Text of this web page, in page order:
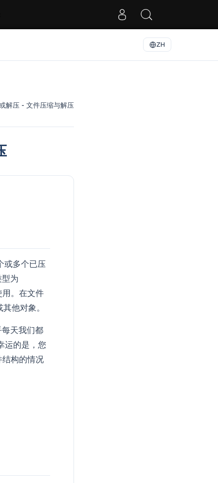
ZH
解压 - 文件压缩与解压
或多个已压
型为
用。在文件
他对象。
每天我们都
运的是，您
构的情况